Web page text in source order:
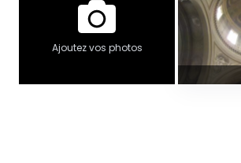
Ajoutez vos photos